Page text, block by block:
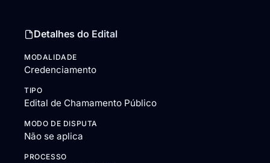
Detalhes do Edital
MODALIDADE
Credenciamento
TIPO
Edital de Chamamento Público
MODO DE DISPUTA
Não se aplica
PROCESSO